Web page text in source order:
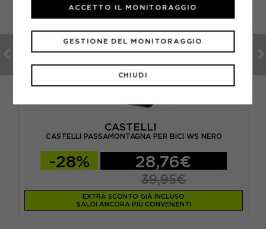
CASTELLI
CASTELLI PASSAMONTAGNA PER BICI WS NERO
-28% 28,76€
39,95€
EXTRA SCONTO GIÀ INCLUSO
SALDI ANCORA PIÙ CONVENIENTI
CHIUDI
GESTIONE DEL MONITORAGGIO
ACCETTO IL MONITORAGGIO